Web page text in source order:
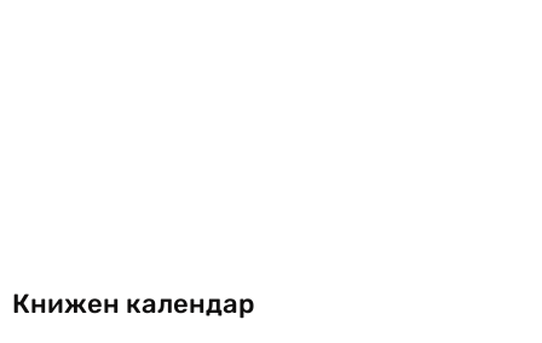
Книжен календар